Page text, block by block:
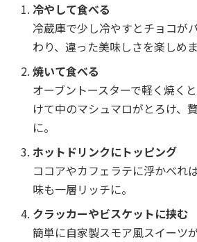
冷やして食べる
冷蔵庫で少し冷やすとチョコが
わり、違った美味しさを楽しめま
焼いて食べる
オーブントースターで軽く焼く
けて中のマシュマロがとろけ、
に。
ホットドリンクにトッピング
ココアやカフェラテに浮かべれ
味も一層リッチに。
クラッカーやビスケットに挟む
簡単に自家製スモア風スイーツ